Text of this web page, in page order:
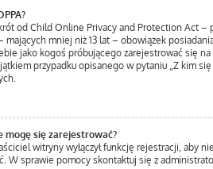
od Child Online Privacy and Protection Act –
mających mniej niż 13 lat – obowiązek
jako kogoś próbującego zarejestrować się
przypadku opisanego w pytaniu „Z kim
mogę się zarejestrować?
witryny wyłączył funkcję rejestracji, aby
W sprawie pomocy skontaktuj się z